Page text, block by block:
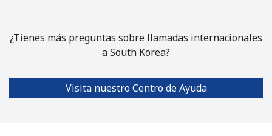
¿Tienes más preguntas sobre llamadas internacionales
a South Korea?
Visita nuestro Centro de Ayuda